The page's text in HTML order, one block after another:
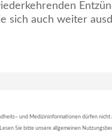
sich auch weiter
und Medizininformationen dürfen nicht
Sie bitte unsere allgemeinen